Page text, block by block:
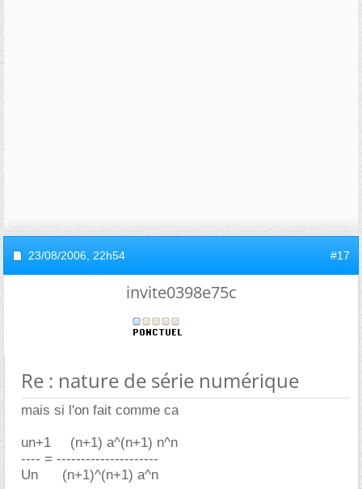
23/08/2006, 22h54 #17
invite0398e75c
Re : nature de série numérique
mais si l'on fait comme ca
un+1
(n+1) a^(n+1) n^n
---- = ---------------------
Un
(n+1)^(n+1) a^n